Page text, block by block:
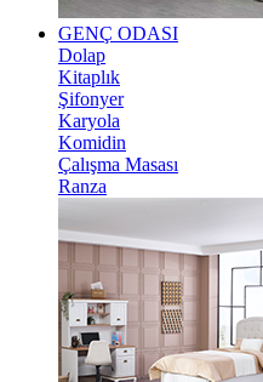
GENÇ ODASI
Dolap
Kitaplık
Şifonyer
Karyola
Komidin
Çalışma Masası
Ranza